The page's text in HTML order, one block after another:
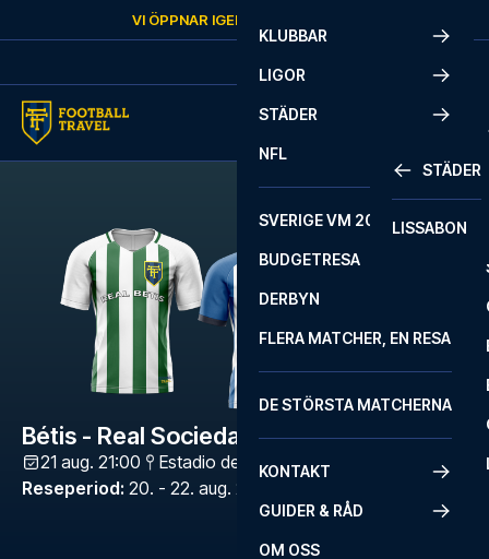
VI ÖPPNAR IGEN
KLUBBAR
LIGOR
STÄDER
STÄDER
LISSABON
NFL
SVERIGE VM 2026
BUDGETRESA
DERBYN
FLERA MATCHER, EN RESA
DE STÖRSTA MATCHERNA
KONTAKT
GUIDER & RÅD
OM OSS
Bétis - Real Sociedad
21 aug. 21:00 Estadio de La Cartuja,
Reseperiod: 20. - 22. aug. 2026